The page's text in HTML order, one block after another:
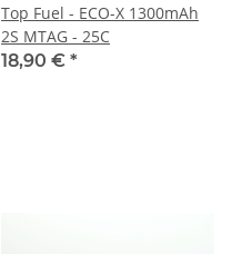
Top Fuel - ECO-X 1300mAh
2S MTAG - 25C
18,90 € *